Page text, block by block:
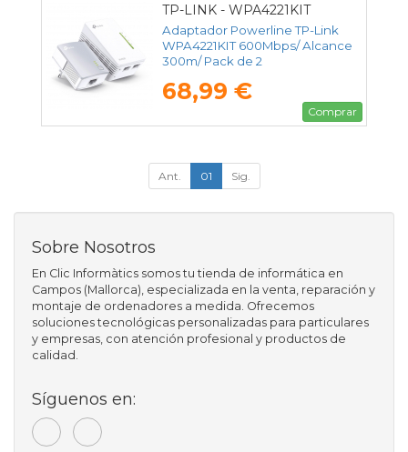
TP-LINK - WPA4221KIT
Adaptador Powerline TP-Link
WPA4221KIT 600Mbps/ Alcance
300m/ Pack de 2
68,99 €
Comprar
Ant. 01 Sig.
Sobre Nosotros
En Clic Informàtics somos tu tienda de informática en
Campos (Mallorca), especializada en la venta, reparación y
montaje de ordenadores a medida. Ofrecemos
soluciones tecnológicas personalizadas para particulares
y empresas, con atención profesional y productos de
calidad.
Síguenos en: